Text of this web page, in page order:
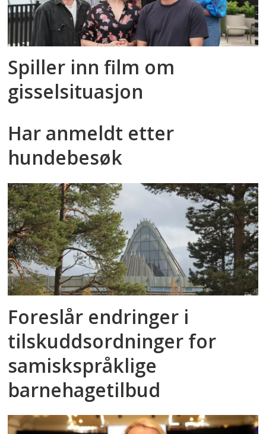
Spiller inn film om
gisselsituasjon
Har anmeldt etter
hundebesøk
Foreslår endringer i
tilskuddsordninger for
samiskspråklige
barnehagetilbud